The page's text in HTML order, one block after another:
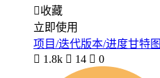
收藏
立即使用
项目/迭代版本/进度甘特图
 1.8k  14  0